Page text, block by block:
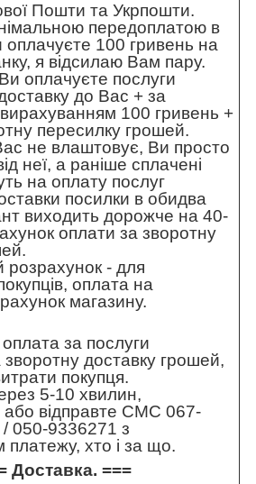
Пошти та Укрпошти.
передоплатою в
оплачуєте 100 гривень на
я відсилаю Вам пару.
оплачуєте послуги
до Вас + за
вирахуванням 100 гривень +
пересилку грошей.
не влаштовує, Ви просто
неї, а раніше сплачені
на оплату послуг
посилки в обидва
виходить дорожче на 40-
оплати за зворотну
розрахунок - для
оплата на
магазину.
за послуги
зворотну доставку грошей,
покупця.
5-10 хвилин,
відправте СМС 067-
050-9336271 з
платежу, хто і за що.
Доставка. ===